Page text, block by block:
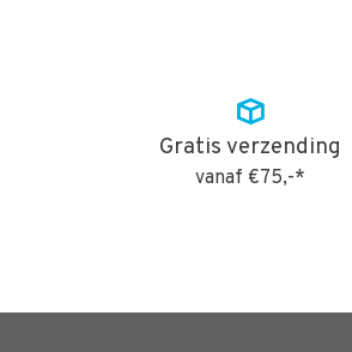
Gratis verzending
vanaf €75,-*